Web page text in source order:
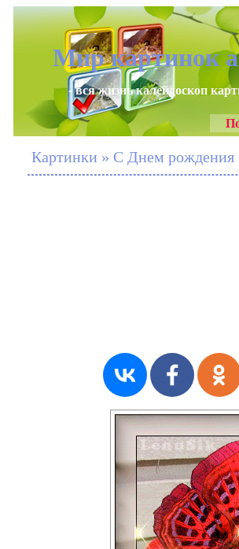
Мир картинок
- вся жизнь калейдоскоп
Картинки » С Днем рождения